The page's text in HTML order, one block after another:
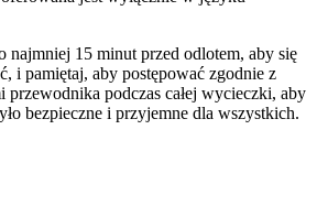
najmniej 15 minut przed odlotem, aby się
i pamiętaj, aby postępować zgodnie z
przewodnika podczas całej wycieczki, aby
bezpieczne i przyjemne dla wszystkich.